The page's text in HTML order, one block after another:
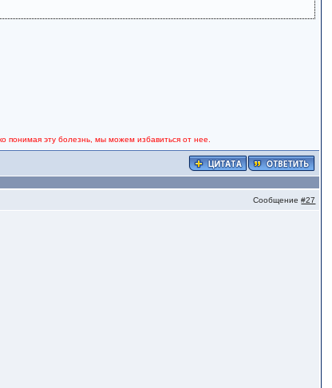
понимая эту болезнь, мы можем избавиться от нее.
Сообщение#27